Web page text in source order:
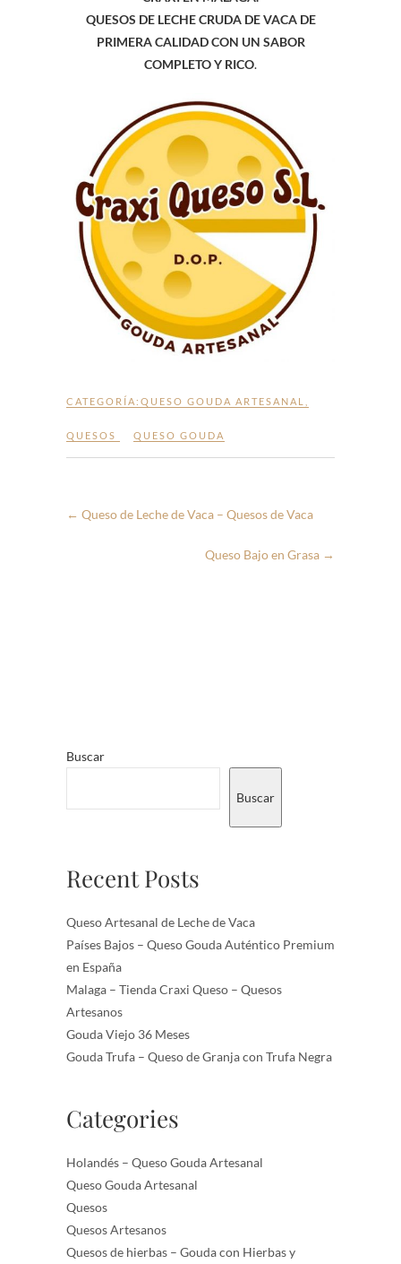
QUESOS DE LECHE CRUDA DE VACA DE
PRIMERA CALIDAD CON UN SABOR
COMPLETO Y RICO.
CATEGORÍA: QUESO GOUDA ARTESANAL
QUESOS QUESO GOUDA
← Queso de Leche de Vaca – Quesos de Vaca
Queso Bajo en Grasa →
Buscar
Buscar
Recent Posts
Queso Artesanal de Leche de Vaca
Países Bajos – Queso Gouda Auténtico Premium
en España
Malaga – Tienda Craxi Queso – Quesos
Artesanos
Gouda Viejo 36 Meses
Gouda Trufa – Queso de Granja con Trufa Negra
Categories
Holandés – Queso Gouda Artesanal
Queso Gouda Artesanal
Quesos
Quesos Artesanos
Quesos de hierbas – Gouda con Hierbas y